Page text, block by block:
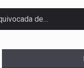
de…